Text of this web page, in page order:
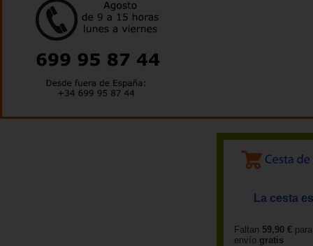
La cesta
Faltan 59,90 €
envío gratis